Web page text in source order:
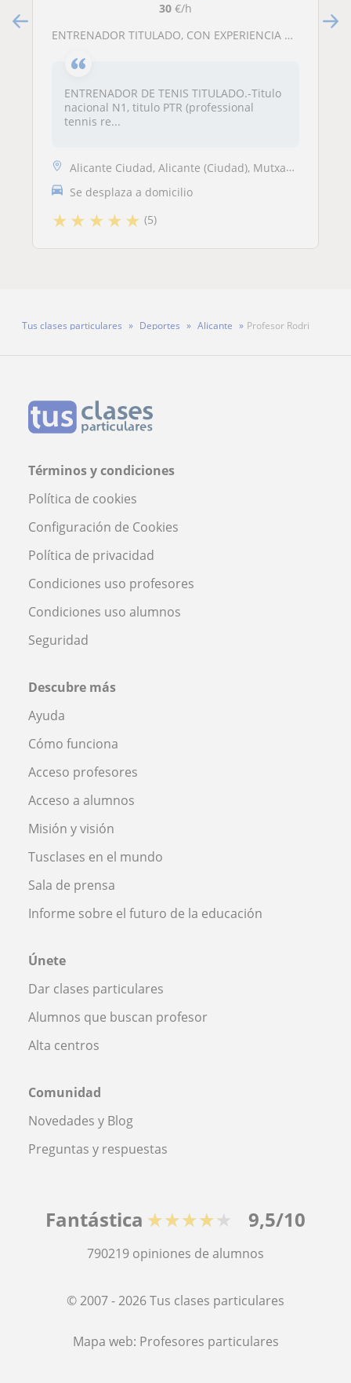
30€/h
ENTRENADOR TITULADO, CON EXPERIENCIA NACIONAL E INTERNACIONAL. CLASES DE TENIS PARA TODO TIPO DE EDADES Y NIVELES
ENTRENADOR DE TENIS TITULADO.-Titulo
nacional N1, titulo PTR (professional
tennis re...
Alicante Ciudad, Alicante (Ciudad), Mutxamel, San Vicente del Raspeig,...
Se desplaza a domicilio
★★ ★★★ (5)
Tus clases particulares Deportes Alicante Profesor Rodri
Términos y condiciones
Política de cookies
Configuración de Cookies
Política de privacidad
Condiciones uso profesores
Condiciones uso alumnos
Seguridad
Descubre más
Ayuda
Cómo funciona
Acceso profesores
Acceso a alumnos
Misión y visión
Tusclases en el mundo
Sala de prensa
Informe sobre el futuro de la educación
Únete
Dar clases particulares
Alumnos que buscan profesor
Alta centros
Comunidad
Novedades y Blog
Preguntas y respuestas
Fantástica ★★★★★ 9,5/10
790219 opiniones de alumnos
© 2007 - 2026 Tus clases particulares
Mapa web: Profesores particulares